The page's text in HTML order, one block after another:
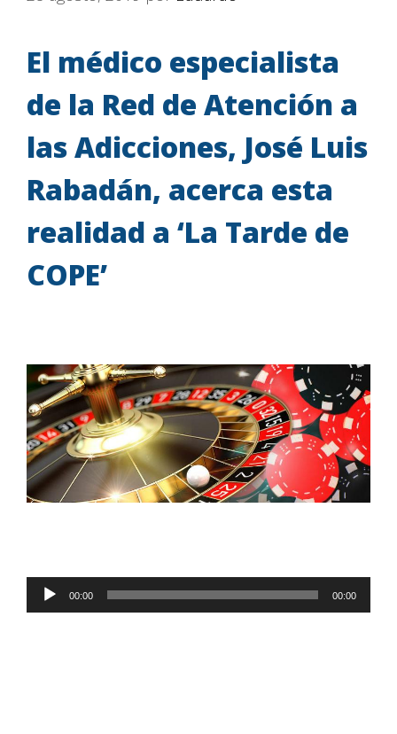
El médico especialista
de la Red de Atención a
las Adicciones, José Luis
Rabadán, acerca esta
realidad a ‘La Tarde de
COPE’
Reproductor
de
00:00 00:00